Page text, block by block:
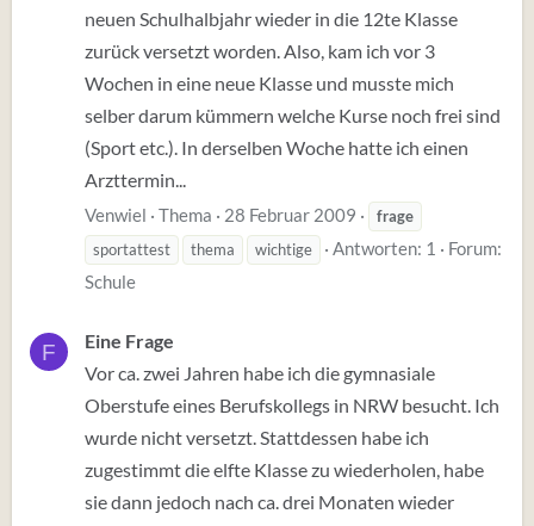
neuen Schulhalbjahr wieder in die 12te Klasse
zurück versetzt worden. Also, kam ich vor 3
Wochen in eine neue Klasse und musste mich
selber darum kümmern welche Kurse noch frei sind
(Sport etc.). In derselben Woche hatte ich einen
Arzttermin...
Venwiel Thema 28 Februar 2009
frage
sportattest
thema wichtige Antworten: 1
Forum:
Schule
F
Eine Frage
Vor ca. zwei Jahren habe ich die gymnasiale
Oberstufe eines Berufskollegs in NRW besucht. Ich
wurde nicht versetzt. Stattdessen habe ich
zugestimmt die elfte Klasse zu wiederholen, habe
sie dann jedoch nach ca. drei Monaten wieder